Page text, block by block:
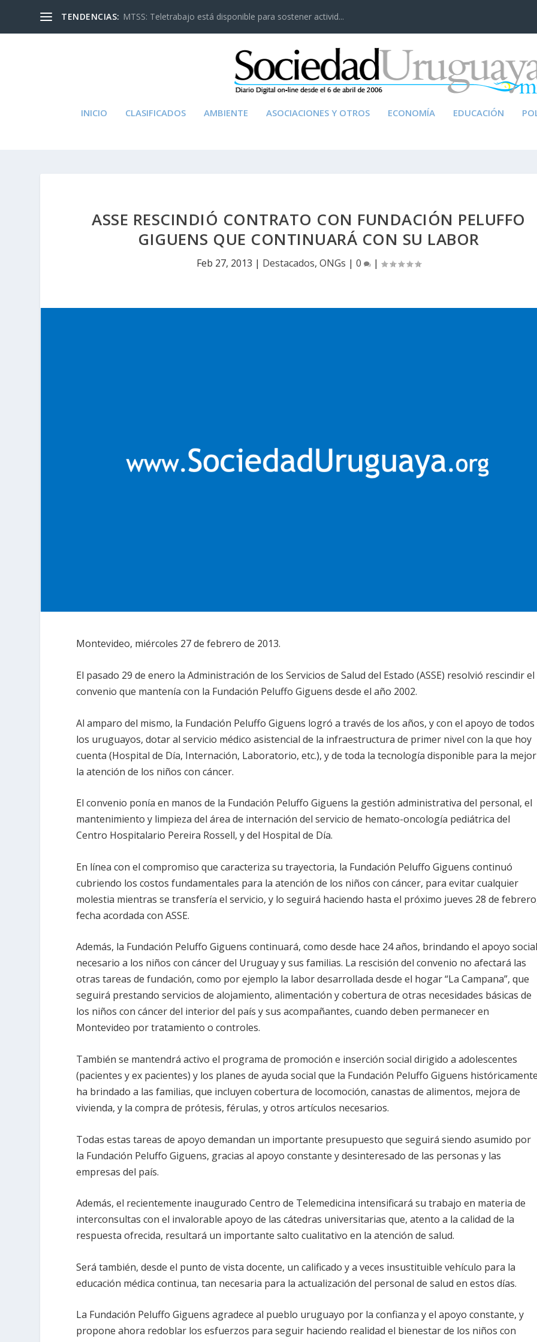
TENDENCIAS: MTSS: Teletrabajo está disponible para sostener activid...
INICIO CLASIFICADOS AMBIENTE ASOCIACIONES Y OTROS ECONOMÍA EDUCACIÓN
ASSE RESCINDIÓ CONTRATO CON FUNDACIÓN PELUFFO
GIGUENS QUE CONTINUARÁ CON SU LABOR
Feb 27, 2013 | Destacados, ONGs | 0 |
Montevideo, miércoles 27 de febrero de 2013.
El pasado 29 de enero la Administración de los Servicios de Salud del Estado (ASSE) resolvió rescindir el
convenio que mantenía con la Fundación Peluffo Giguens desde el año 2002.
Al amparo del mismo, la Fundación Peluffo Giguens logró a través de los años, y con el apoyo de todos
los uruguayos, dotar al servicio médico asistencial de la infraestructura de primer nivel con la que hoy
cuenta (Hospital de Día, Internación, Laboratorio, etc.), y de toda la tecnología disponible para la mejor
la atención de los niños con cáncer.
El convenio ponía en manos de la Fundación Peluffo Giguens la gestión administrativa del personal, el
mantenimiento y limpieza del área de internación del servicio de hemato-oncología pediátrica del
Centro Hospitalario Pereira Rossell, y del Hospital de Día.
En línea con el compromiso que caracteriza su trayectoria, la Fundación Peluffo Giguens continuó
cubriendo los costos fundamentales para la atención de los niños con cáncer, para evitar cualquier
molestia mientras se transfería el servicio, y lo seguirá haciendo hasta el próximo jueves 28 de
fecha acordada con ASSE.
Además, la Fundación Peluffo Giguens continuará, como desde hace 24 años, brindando el apoyo
necesario a los niños con cáncer del Uruguay y sus familias. La rescisión del convenio no afectará las
otras tareas de fundación, como por ejemplo la labor desarrollada desde el hogar “La Campana”, que
seguirá prestando servicios de alojamiento, alimentación y cobertura de otras necesidades básicas de
los niños con cáncer del interior del país y sus acompañantes, cuando deben permanecer en
Montevideo por tratamiento o controles.
También se mantendrá activo el programa de promoción e inserción social dirigido a adolescentes
(pacientes y ex pacientes) y los planes de ayuda social que la Fundación Peluffo Giguens
ha brindado a las familias, que incluyen cobertura de locomoción, canastas de alimentos, mejora de
vivienda, y la compra de prótesis, férulas, y otros artículos necesarios.
Todas estas tareas de apoyo demandan un importante presupuesto que seguirá siendo asumido por
la Fundación Peluffo Giguens, gracias al apoyo constante y desinteresado de las personas y las
empresas del país.
Además, el recientemente inaugurado Centro de Telemedicina intensificará su trabajo en materia de
interconsultas con el invalorable apoyo de las cátedras universitarias que, atento a la calidad de la
respuesta ofrecida, resultará un importante salto cualitativo en la atención de salud.
Será también, desde el punto de vista docente, un calificado y a veces insustituible vehículo para la
educación médica continua, tan necesaria para la actualización del personal de salud en estos días.
La Fundación Peluffo Giguens agradece al pueblo uruguayo por la confianza y el apoyo constante, y
propone ahora redoblar los esfuerzos para seguir haciendo realidad el bienestar de los niños con